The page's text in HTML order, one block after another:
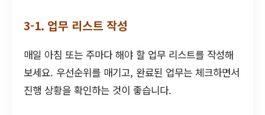
3-1. 업무 리스트 작성
매일 아침 또는 주마다 해야 할 업무 리스트를 작성해
보세요. 우선순위를 매기고, 완료된 업무는 체크하면서
진행 상황을 확인하는 것이 좋습니다.